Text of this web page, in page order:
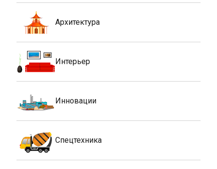
Архитектура
Интерьер
Инновации
Спецтехника